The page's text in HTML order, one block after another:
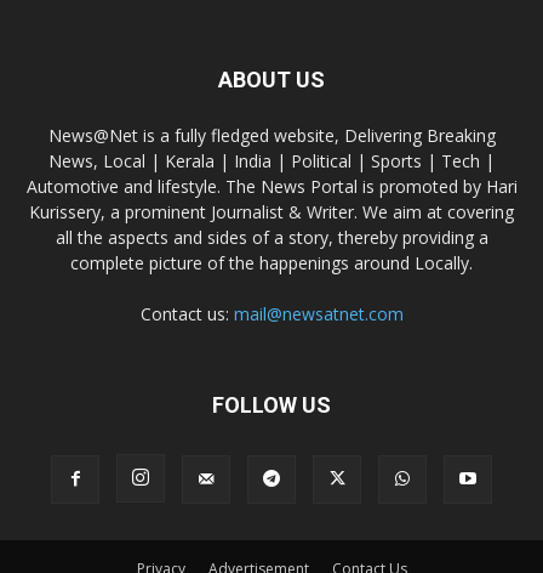
ABOUT US
News@Net is a fully fledged website, Delivering Breaking
News, Local | Kerala | India | Political | Sports | Tech |
Automotive and lifestyle. The News Portal is promoted by Hari
Kurissery, a prominent Journalist & Writer. We aim at covering
all the aspects and sides of a story, thereby providing a
complete picture of the happenings around Locally.
Contact us: mail@newsatnet.com
FOLLOW US
Privacy Advertisement Contact Us